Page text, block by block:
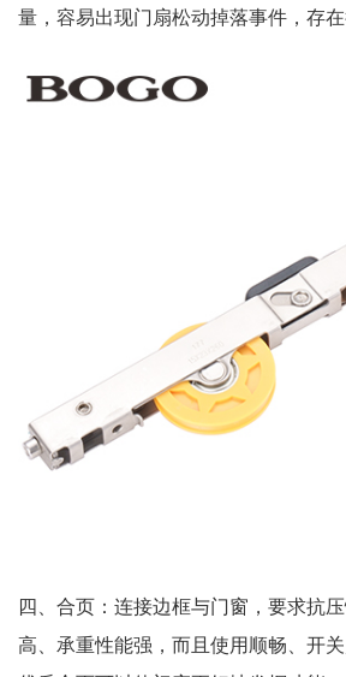
量，容易出现门扇松动掉落事件，存在
四、合页：连接边框与门窗，要求抗
高、承重性能强，而且使用顺畅、开